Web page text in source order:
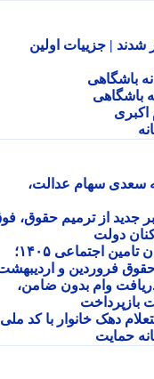
| جزییات اولین
سهام عدالت،
کارمندان ۱۴۰۵؛ خبر جدید از ترمیم حقوق، فوق
دولت
زمان نهایی پرداخت معوقات بازنشستگان تامین اجتماعی ۱۴۰۵؛
فروردین و اردیبهشت
وام بدون ضامن،
یارانه ۱۴۰۵ | استعلام دهک خانوار با کد ملی،